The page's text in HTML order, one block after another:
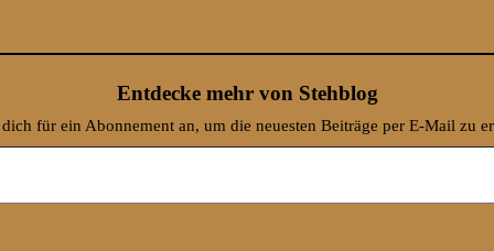
Entdecke mehr von Stehblog
für ein Abonnement an, um die neuesten Beiträge per E-Mail zu